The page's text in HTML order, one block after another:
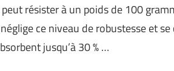
résister à un poids de 100
ce niveau de robustesse et
jusqu’à 30 % …